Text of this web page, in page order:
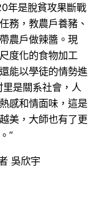
年是脫貧攻果斷戰
務，教農戶養豬、
農戶做辣醬。現
度化的食物加工
能以學徒的情勢進
里是關系社會，人
感和情面味，這是
美，大師也有了更
”
吳欣宇